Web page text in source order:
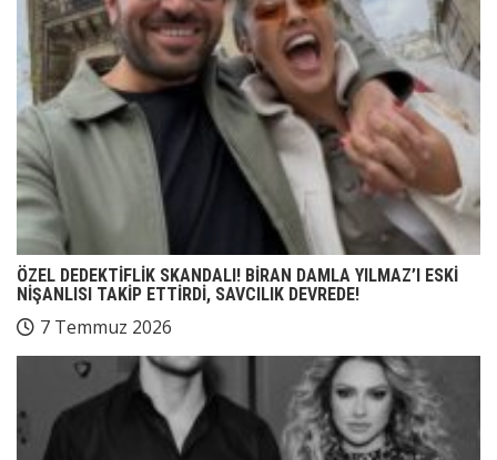
ÖZEL DEDEKTİFLİK SKANDALI! BİRAN DAMLA YILMAZ’I ESKİ
NİŞANLISI TAKİP ETTİRDİ, SAVCILIK DEVREDE!
7 Temmuz 2026